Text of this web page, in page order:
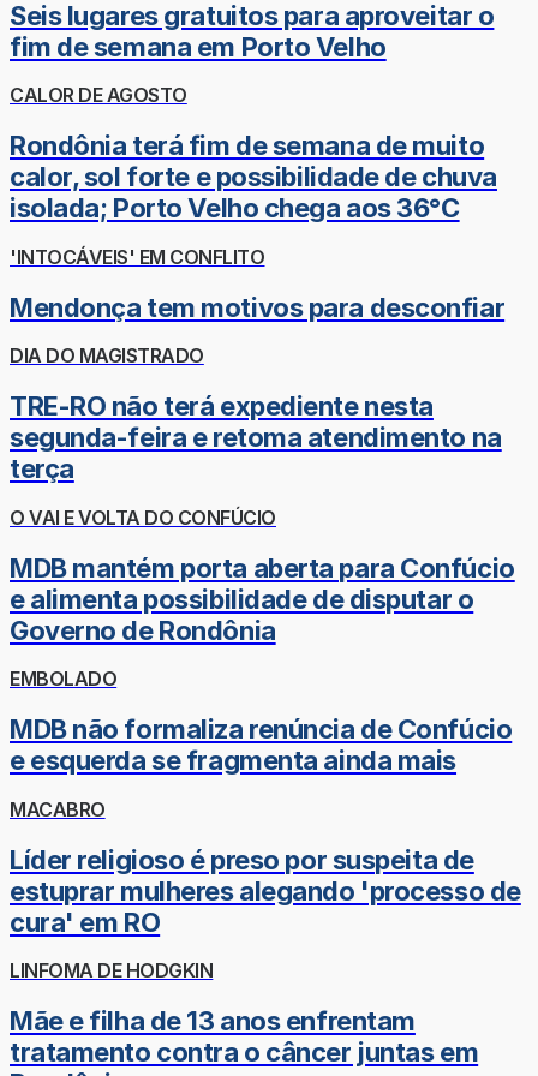
Seis lugares gratuitos para aproveitar o
fim de semana em Porto Velho
CALOR DE AGOSTO
Rondônia terá fim de semana de muito
calor, sol forte e possibilidade de chuva
isolada; Porto Velho chega aos 36°C
'INTOCÁVEIS' EM CONFLITO
Mendonça tem motivos para desconfiar
DIA DO MAGISTRADO
TRE-RO não terá expediente nesta
segunda-feira e retoma atendimento na
terça
O VAI E VOLTA DO CONFÚCIO
MDB mantém porta aberta para Confúcio
e alimenta possibilidade de disputar o
Governo de Rondônia
EMBOLADO
MDB não formaliza renúncia de Confúcio
e esquerda se fragmenta ainda mais
MACABRO
Líder religioso é preso por suspeita de
estuprar mulheres alegando 'processo de
cura' em RO
LINFOMA DE HODGKIN
Mãe e filha de 13 anos enfrentam
tratamento contra o câncer juntas em